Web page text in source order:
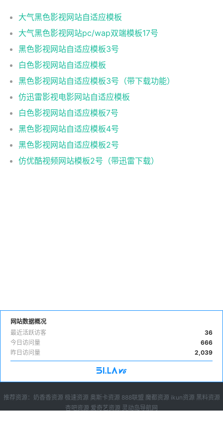
大气黑色影视网站自适应模板
大气黑色影视网站pc/wap双端模板17号
黑色影视网站自适应模板3号
白色影视网站自适应模板
黑色影视网站自适应模板3号（带下载功能）
仿迅雷影视电影网站自适应模板
白色影视网站自适应模板7号
黑色影视网站自适应模板4号
黑色影视网站自适应模板2号
仿优酷视频网站模板2号（带迅雷下载）
网站数据概况
36
最近活跃访客
666
今日访问量
2,039
昨日访问量
推荐资源： 奶香香资源 极速资源 奥斯卡资源 888联盟 魔都资源 ikun资源 黑料资源
杏吧资源 爱奇艺资源 灵动岛导航网